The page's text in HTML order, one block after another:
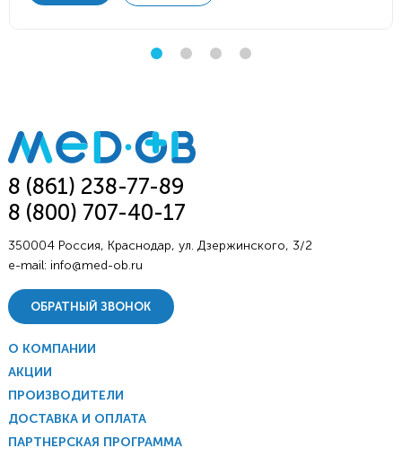
8 (861) 238-77-89
8 (800) 707-40-17
350004 Россия, Краснодар, ул. Дзержинского, 3/2
e-mail: info@med-ob.ru
ОБРАТНЫЙ ЗВОНОК
О КОМПАНИИ
АКЦИИ
ПРОИЗВОДИТЕЛИ
ДОСТАВКА И ОПЛАТА
ПАРТНЕРСКАЯ ПРОГРАММА